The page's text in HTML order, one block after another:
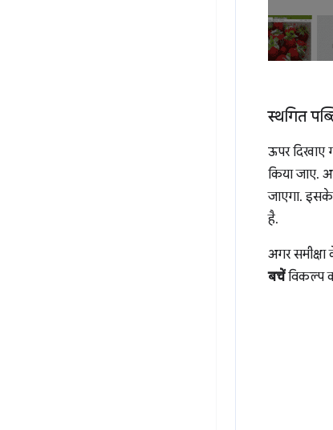
स्थगित
ऊपर दिखाए
किया जाए.
जाएगा. इसके
है.
अगर
बचेंविकल्प